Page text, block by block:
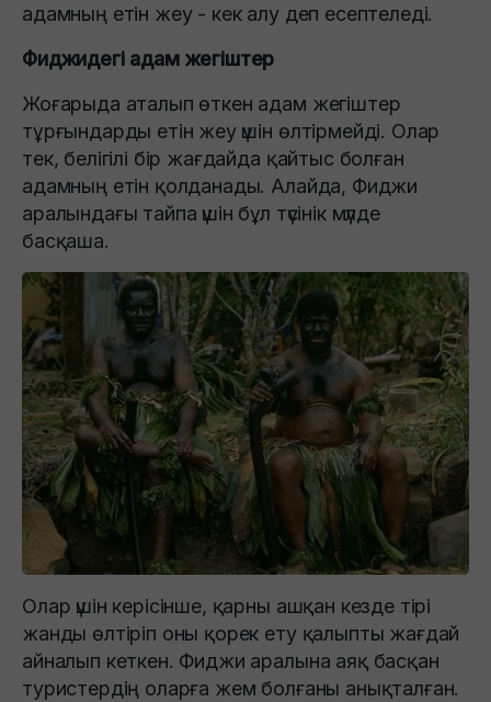
адамның етін жеу - кек алу деп есептеледі.
Фиджидегі адам жегіштер
Жоғарыда аталып өткен адам жегіштер
тұрғындарды етін жеу үшін өлтірмейді. Олар
тек, белігілі бір жағдайда қайтыс болған
адамның етін қолданады. Алайда, Фиджи
аралындағы тайпа үшін бұл түсінік мүлде
басқаша.
Олар үшін керісінше, қарны ашқан кезде тірі
жанды өлтіріп оны қорек ету қалыпты жағдай
айналып кеткен. Фиджи аралына аяқ басқан
туристердің оларға жем болғаны анықталған.